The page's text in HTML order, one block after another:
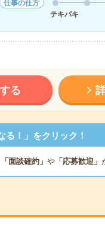
仕事の仕方
テキパキ
る
！」をクリック！
「面談確約」 や「応募歓迎」